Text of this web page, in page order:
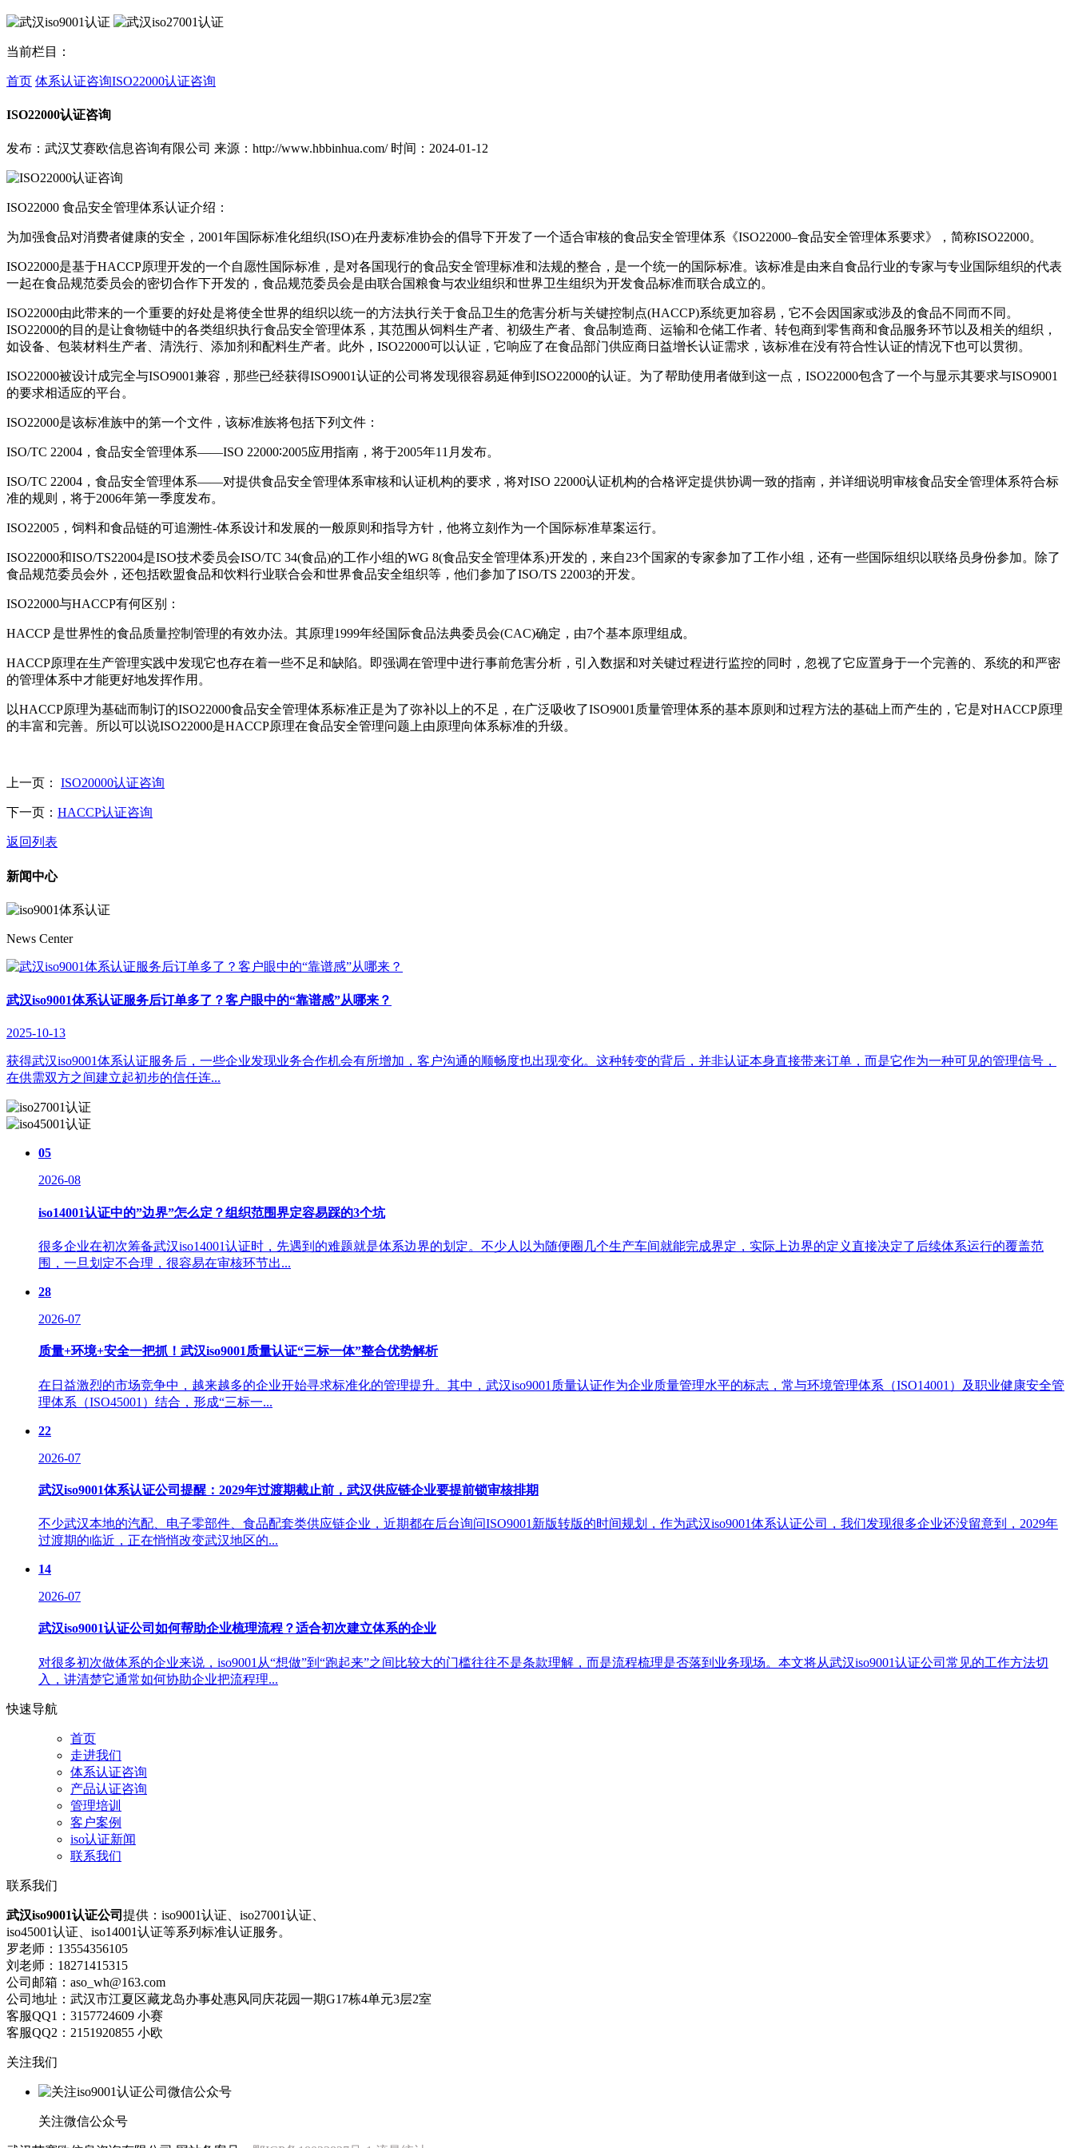
当前栏目：
首页 体系认证咨询ISO22000认证咨询
ISO22000认证咨询
发布：武汉艾赛欧信息咨询有限公司 来源：http://www.hbbinhua.com/ 时间：2024-01-12
ISO22000 食品安全管理体系认证介绍：
为加强食品对消费者健康的安全，2001年国际标准化组织(ISO)在丹麦标准协会的倡导下开发了一个适合审核的食品安全管理体系《ISO22000–食品安全管理体系要求》，简称ISO22000。
ISO22000是基于HACCP原理开发的一个自愿性国际标准，是对各国现行的食品安全管理标准和法规的整合，是一个统一的国际标准。该标准是由来自食品行业的专家与专业国际组织的代表
一起在食品规范委员会的密切合作下开发的，食品规范委员会是由联合国粮食与农业组织和世界卫生组织为开发食品标准而联合成立的。
ISO22000由此带来的一个重要的好处是将使全世界的组织以统一的方法执行关于食品卫生的危害分析与关键控制点(HACCP)系统更加容易，它不会因国家或涉及的食品不同而不同。
ISO22000的目的是让食物链中的各类组织执行食品安全管理体系，其范围从饲料生产者、初级生产者、食品制造商、运输和仓储工作者、转包商到零售商和食品服务环节以及相关的组织，
如设备、包装材料生产者、清洗行、添加剂和配料生产者。此外，ISO22000可以认证，它响应了在食品部门供应商日益增长认证需求，该标准在没有符合性认证的情况下也可以贯彻。
ISO22000被设计成完全与ISO9001兼容，那些已经获得ISO9001认证的公司将发现很容易延伸到ISO22000的认证。为了帮助使用者做到这一点，ISO22000包含了一个与显示其要求与ISO9001
的要求相适应的平台。
ISO22000是该标准族中的第一个文件，该标准族将包括下列文件：
ISO/TC 22004，食品安全管理体系——ISO 22000∶2005应用指南，将于2005年11月发布。
ISO/TC 22004，食品安全管理体系——对提供食品安全管理体系审核和认证机构的要求，将对ISO 22000认证机构的合格评定提供协调一致的指南，并详细说明审核食品安全管理体系符合标
准的规则，将于2006年第一季度发布。
ISO22005，饲料和食品链的可追溯性-体系设计和发展的一般原则和指导方针，他将立刻作为一个国际标准草案运行。
ISO22000和ISO/TS22004是ISO技术委员会ISO/TC 34(食品)的工作小组的WG 8(食品安全管理体系)开发的，来自23个国家的专家参加了工作小组，还有一些国际组织以联络员身份参加。除了
食品规范委员会外，还包括欧盟食品和饮料行业联合会和世界食品安全组织等，他们参加了ISO/TS 22003的开发。
ISO22000与HACCP有何区别：
HACCP 是世界性的食品质量控制管理的有效办法。其原理1999年经国际食品法典委员会(CAC)确定，由7个基本原理组成。
HACCP原理在生产管理实践中发现它也存在着一些不足和缺陷。即强调在管理中进行事前危害分析，引入数据和对关键过程进行监控的同时，忽视了它应置身于一个完善的、系统的和严密
的管理体系中才能更好地发挥作用。
以HACCP原理为基础而制订的ISO22000食品安全管理体系标准正是为了弥补以上的不足，在广泛吸收了ISO9001质量管理体系的基本原则和过程方法的基础上而产生的，它是对HACCP原理
的丰富和完善。所以可以说ISO22000是HACCP原理在食品安全管理问题上由原理向体系标准的升级。
上一页： ISO20000认证咨询
下一页： HACCP认证咨询
返回列表
新闻中心
News Center
武汉iso9001体系认证服务后订单多了？客户眼中的“靠谱感”从哪来？
2025-10-13
获得武汉iso9001体系认证服务后，一些企业发现业务合作机会有所增加，客户沟通的顺畅度也出现变化。这种转变的背后，并非认证本身直接带来订单，而是它作为一种可见的管理信号，
在供需双方之间建立起初步的信任连...
05
2026-08
iso14001认证中的”边界”怎么定？组织范围界定容易踩的3个坑
很多企业在初次筹备武汉iso14001认证时，先遇到的难题就是体系边界的划定。不少人以为随便圈几个生产车间就能完成界定，实际上边界的定义直接决定了后续体系运行的覆盖范
围，一旦划定不合理，很容易在审核环节出...
28
2026-07
质量+环境+安全一把抓！武汉iso9001质量认证“三标一体”整合优势解析
在日益激烈的市场竞争中，越来越多的企业开始寻求标准化的管理提升。其中，武汉iso9001质量认证作为企业质量管理水平的标志，常与环境管理体系（ISO14001）及职业健康安全管
理体系（ISO45001）结合，形成“三标一...
22
2026-07
武汉iso9001体系认证公司提醒：2029年过渡期截止前，武汉供应链企业要提前锁审核排期
不少武汉本地的汽配、电子零部件、食品配套类供应链企业，近期都在后台询问ISO9001新版转版的时间规划，作为武汉iso9001体系认证公司，我们发现很多企业还没留意到，2029年
过渡期的临近，正在悄悄改变武汉地区的...
14
2026-07
武汉iso9001认证公司如何帮助企业梳理流程？适合初次建立体系的企业
对很多初次做体系的企业来说，iso9001从“想做”到“跑起来”之间比较大的门槛往往不是条款理解，而是流程梳理是否落到业务现场。本文将从武汉iso9001认证公司常见的工作方法切
入，讲清楚它通常如何协助企业把流程理...
快速导航
首页
走进我们
体系认证咨询
产品认证咨询
管理培训
客户案例
iso认证新闻
联系我们
联系我们
武汉iso9001认证公司 提供：iso9001认证、iso27001认证、
iso45001认证、iso14001认证等系列标准认证服务。
罗老师：13554356105
刘老师：18271415315
公司邮箱：aso_wh@163.com
公司地址：武汉市江夏区藏龙岛办事处惠风同庆花园一期G17栋4单元3层2室
客服QQ1：3157724609 小赛
客服QQ2：2151920855 小欧
关注我们
关注微信公众号